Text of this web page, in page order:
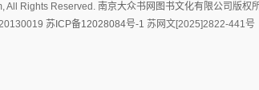
All Rights Reserved. 南京大众书网图书文化有限公司 版权
苏ICP备12028084号-1 苏网文[2025]2822-441